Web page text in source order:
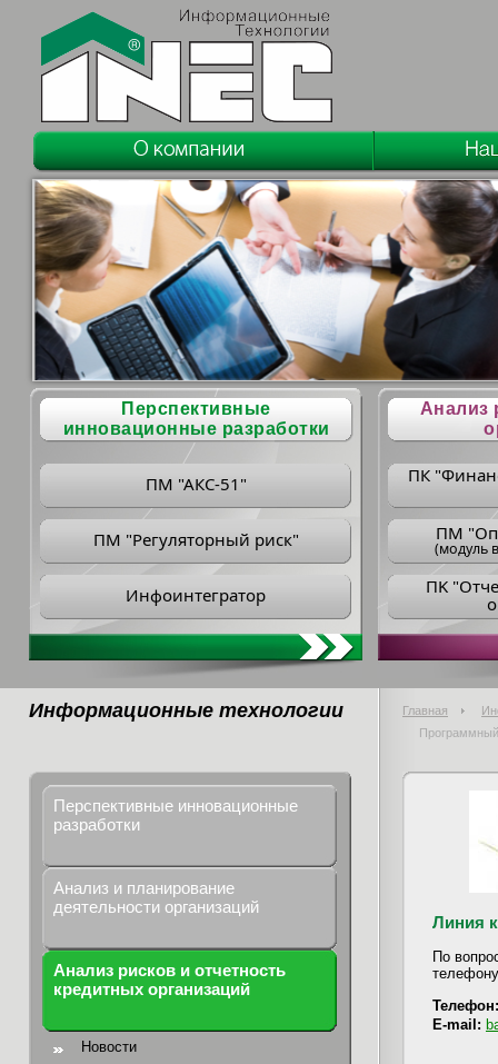
Перспективные
инновационные разработки
ПМ "АКС-51"
ПМ "Регуляторный риск"
Инфоинтегратор
Анализ
ПК
ПM
(модуль
ПK
Информационные технологии Главная
Перспективные инновационные
разработки
Анализ и планирование
деятельности организаций
Анализ рисков и отчетность
кредитных организаций
Новости
Линия
По
E-mail: